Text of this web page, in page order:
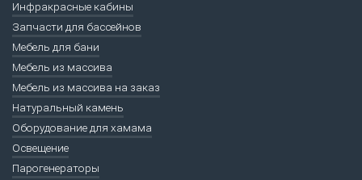
Инфракрасные кабины
Запчасти для бассейнов
Мебель для бани
Мебель из массива
Мебель из массива на заказ
Натуральный камень
Оборудование для хамама
Освещение
Парогенераторы